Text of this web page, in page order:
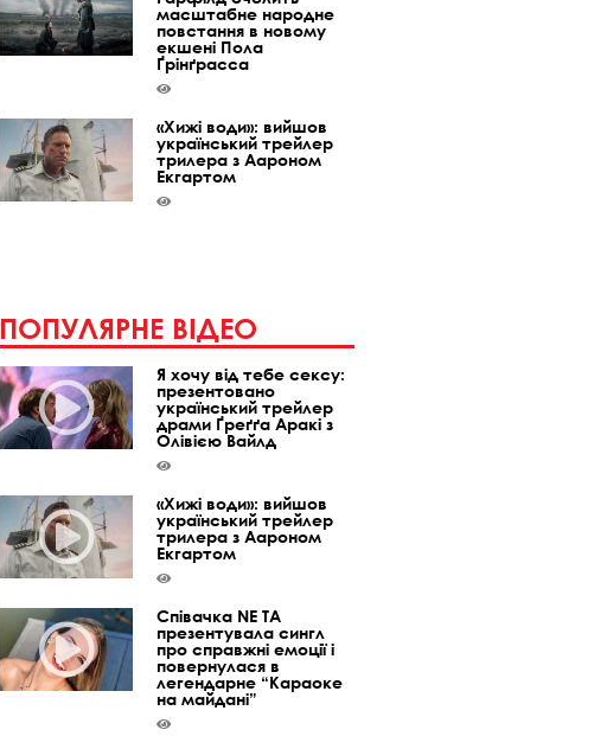
масштабне народне
повстання в новому
екшені Пола
Ґрінґрасса
«Хижі води»: вийшов
український трейлер
трилера з Аароном
Екгартом
ПОПУЛЯРНЕ ВІДЕО
Я хочу від тебе сексу:
презентовано
український трейлер
драми Ґреґґа Аракі з
Олівією Вайлд
«Хижі води»: вийшов
український трейлер
трилера з Аароном
Екгартом
Співачка NE TA
презентувала сингл
про справжні емоції і
повернулася в
легендарне “Караоке
на майдані”